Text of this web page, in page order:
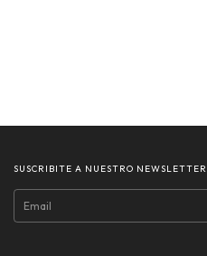
SUSCRIBITE A NUESTRO NEWSLETTER